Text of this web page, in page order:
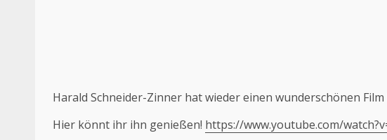
Harald Schneider-Zinner hat wieder einen wunderschönen
Hier könnt ihr ihn genießen! https://www.youtube.com/